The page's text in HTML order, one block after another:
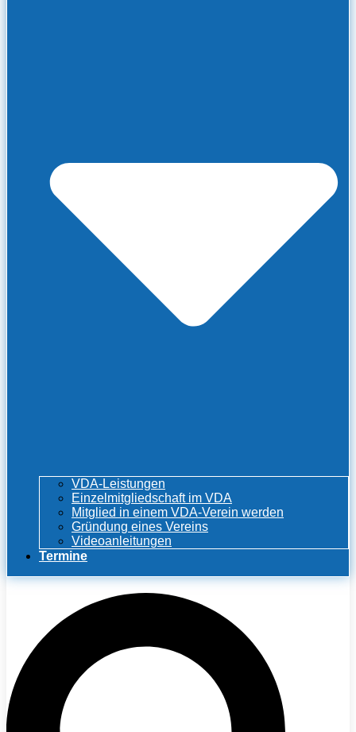
VDA-Leistungen
Einzelmitgliedschaft im VDA
Mitglied in einem VDA-Verein werden
Gründung eines Vereins
Videoanleitungen
Termine